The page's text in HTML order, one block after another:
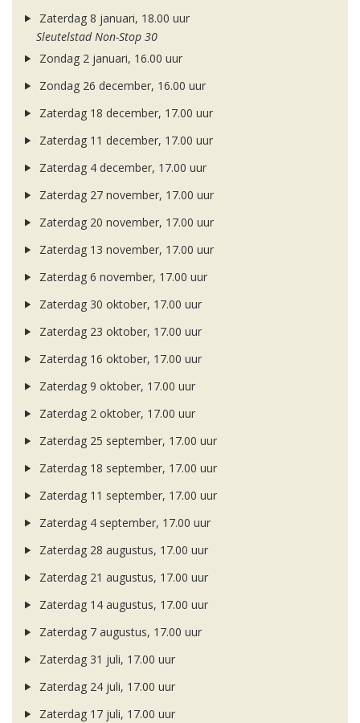
Zaterdag 8 januari, 18.00 uur
Sleutelstad Non-Stop 30
Zondag 2 januari, 16.00 uur
Zondag 26 december, 16.00 uur
Zaterdag 18 december, 17.00 uur
Zaterdag 11 december, 17.00 uur
Zaterdag 4 december, 17.00 uur
Zaterdag 27 november, 17.00 uur
Zaterdag 20 november, 17.00 uur
Zaterdag 13 november, 17.00 uur
Zaterdag 6 november, 17.00 uur
Zaterdag 30 oktober, 17.00 uur
Zaterdag 23 oktober, 17.00 uur
Zaterdag 16 oktober, 17.00 uur
Zaterdag 9 oktober, 17.00 uur
Zaterdag 2 oktober, 17.00 uur
Zaterdag 25 september, 17.00 uur
Zaterdag 18 september, 17.00 uur
Zaterdag 11 september, 17.00 uur
Zaterdag 4 september, 17.00 uur
Zaterdag 28 augustus, 17.00 uur
Zaterdag 21 augustus, 17.00 uur
Zaterdag 14 augustus, 17.00 uur
Zaterdag 7 augustus, 17.00 uur
Zaterdag 31 juli, 17.00 uur
Zaterdag 24 juli, 17.00 uur
Zaterdag 17 juli, 17.00 uur